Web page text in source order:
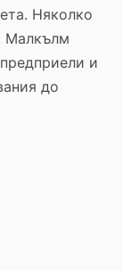
Няколко
Малкълм
и
до